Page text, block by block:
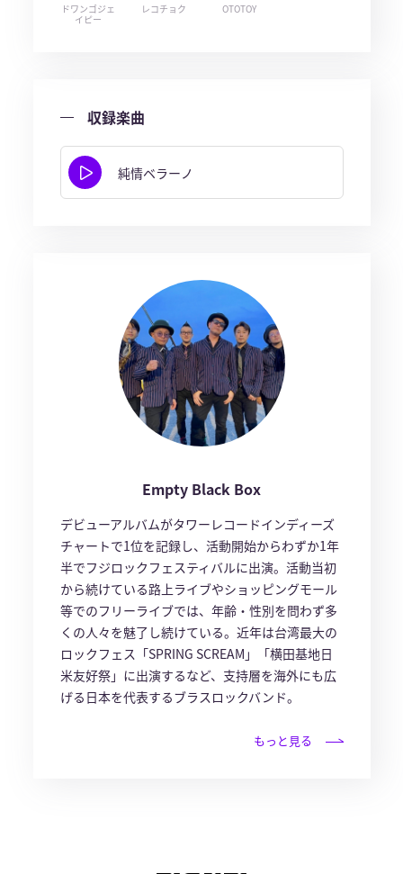
ドワンゴジェ
イピー
レコチョク OTOTOY
収録楽曲
純情ベラーノ
Empty Black Box
デビューアルバムがタワーレコードインディーズ
チャートで1位を記録し、活動開始からわずか1年
半でフジロックフェスティバルに出演。活動当初
から続けている路上ライブやショッピングモール
等でのフリーライブでは、年齢・性別を問わず多
くの人々を魅了し続けている。近年は台湾最大の
ロックフェス「SPRING SCREAM」「横田基地日
米友好祭」に出演するなど、支持層を海外にも広
げる日本を代表するブラスロックバンド。
もっと見る